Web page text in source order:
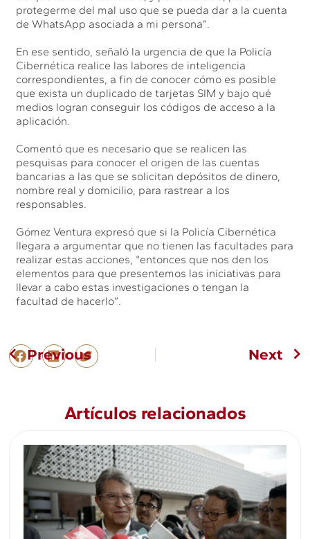
protegerme del mal uso que se pueda dar a la cuenta
de WhatsApp asociada a mi persona”.
En ese sentido, señaló la urgencia de que la Policía
Cibernética realice las labores de inteligencia
correspondientes, a fin de conocer cómo es posible
que exista un duplicado de tarjetas SIM y bajo qué
medios logran conseguir los códigos de acceso a la
aplicación.
Comentó que es necesario que se realicen las
pesquisas para conocer el origen de las cuentas
bancarias a las que se solicitan depósitos de dinero,
nombre real y domicilio, para rastrear a los
responsables.
Gómez Ventura expresó que si la Policía Cibernética
llegara a argumentar que no tienen las facultades para
realizar estas acciones, “entonces que nos den los
elementos para que presentemos las iniciativas para
llevar a cabo estas investigaciones o tengan la
facultad de hacerlo”.
Previous Next
Artículos relacionados